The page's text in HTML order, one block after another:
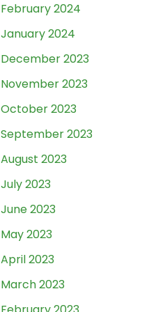
February 2024
January 2024
December 2023
November 2023
October 2023
September 2023
August 2023
July 2023
June 2023
May 2023
April 2023
March 2023